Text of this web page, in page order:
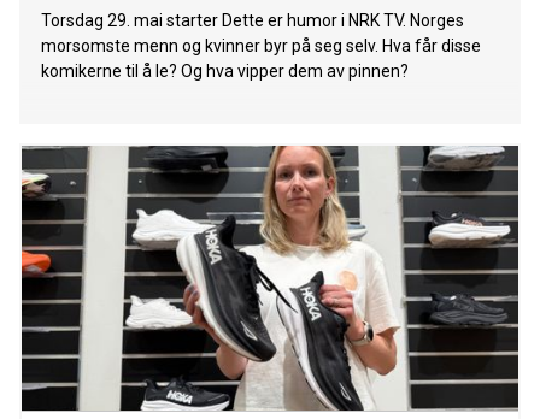
Torsdag 29. mai starter Dette er humor i NRK TV. Norges
morsomste menn og kvinner byr på seg selv. Hva får disse
komikerne til å le? Og hva vipper dem av pinnen?